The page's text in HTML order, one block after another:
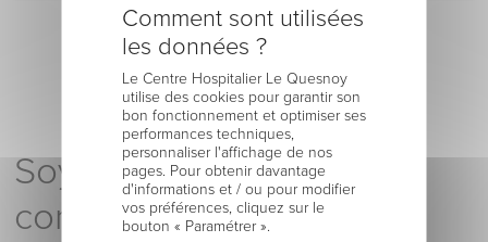
Soyez le premier à
commenter !
Comment sont utilisées
les données ?
Le Centre Hospitalier Le Quesnoy
utilise des cookies pour garantir son
bon fonctionnement et optimiser ses
performances techniques,
personnaliser l'affichage de nos
pages. Pour obtenir davantage
d'informations et / ou pour modifier
vos préférences, cliquez sur le
bouton « Paramétrer ».